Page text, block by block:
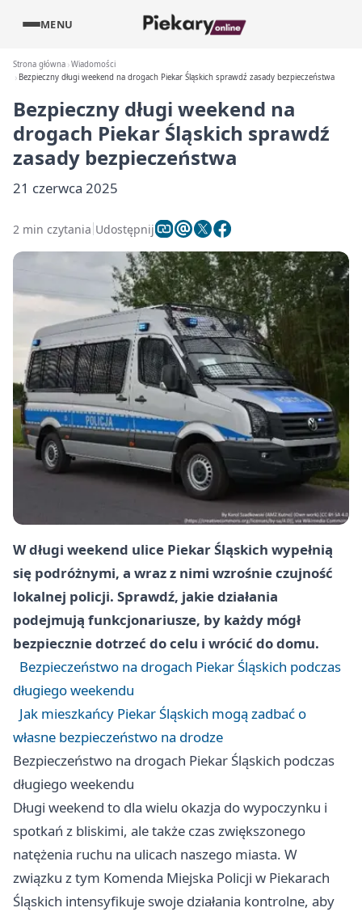
MENU
Strona główna Wiadomości
Bezpieczny długi weekend na drogach Piekar Śląskich sprawdź zasady bezpieczeństwa
Bezpieczny długi weekend na
drogach Piekar Śląskich sprawdź
zasady bezpieczeństwa
21 czerwca 2025
2 min czytania Udostępnij
W długi weekend ulice Piekar Śląskich wypełnią
się podróżnymi, a wraz z nimi wzrośnie czujność
lokalnej policji. Sprawdź, jakie działania
podejmują funkcjonariusze, by każdy mógł
bezpiecznie dotrzeć do celu i wrócić do domu.
Bezpieczeństwo na drogach Piekar Śląskich podczas
długiego weekendu
Jak mieszkańcy Piekar Śląskich mogą zadbać o
własne bezpieczeństwo na drodze
Bezpieczeństwo na drogach Piekar Śląskich podczas
długiego weekendu
Długi weekend to dla wielu okazja do wypoczynku i
spotkań z bliskimi, ale także czas zwiększonego
natężenia ruchu na ulicach naszego miasta. W
związku z tym Komenda Miejska Policji w Piekarach
Śląskich intensyfikuje swoje działania kontrolne, aby